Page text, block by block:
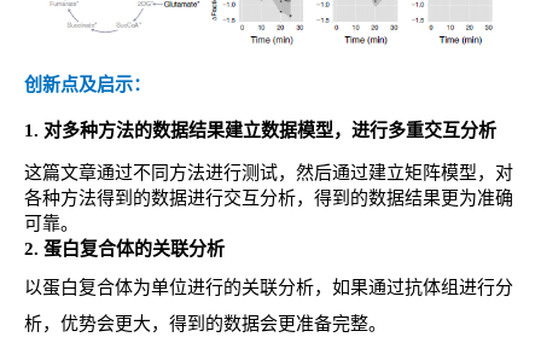
创新点及启示：
1. 对多种方法的数据结果建立数据模型，进行多重交互分析
这篇文章通过不同方法进行测试，然后通过建立矩阵模型，对
各种方法得到的数据进行交互分析，得到的数据结果更为准确
可靠。
2. 蛋白复合体的关联分析
以蛋白复合体为单位进行的关联分析，如果通过抗体组进行分
析，优势会更大，得到的数据会更准备完整。